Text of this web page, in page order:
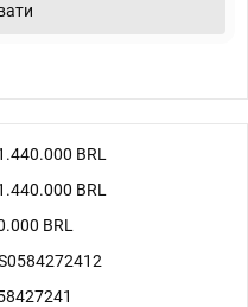
BRL
BRL
BRL